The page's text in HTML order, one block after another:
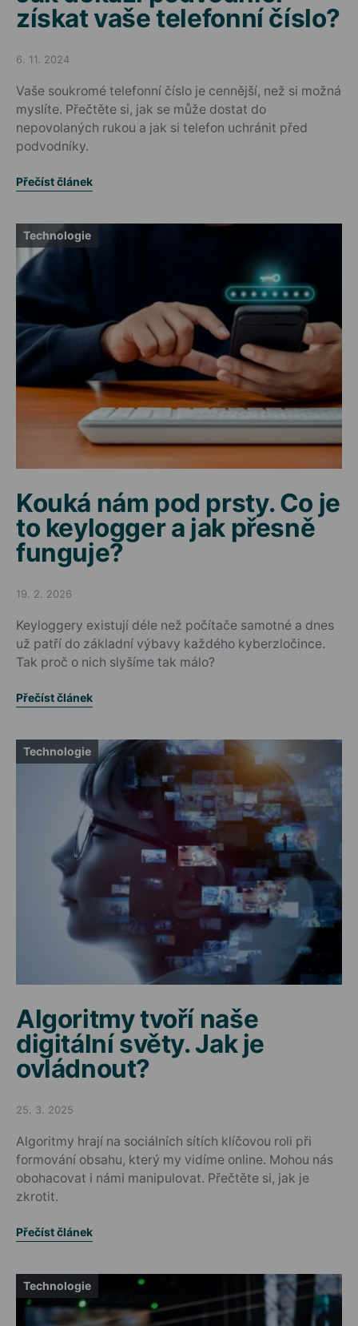
získat vaše telefonní číslo?
Posted on
6. 11. 2024
Vaše soukromé telefonní číslo je cennější, než si možná
myslíte. Přečtěte si, jak se může dostat do
nepovolaných rukou a jak si telefon uchránit před
podvodníky.
Přečíst článek
Technologie
Kouká nám pod prsty. Co je
to keylogger a jak přesně
funguje?
Posted on
19. 2. 2026
Keyloggery existují déle než počítače samotné a dnes
už patří do základní výbavy každého kyberzločince.
Tak proč o nich slyšíme tak málo?
Přečíst článek
Technologie
Algoritmy tvoří naše
digitální světy. Jak je
ovládnout?
Posted on
25. 3. 2025
Algoritmy hrají na sociálních sítích klíčovou roli při
formování obsahu, který my vidíme online. Mohou nás
obohacovat i námi manipulovat. Přečtěte si, jak je
zkrotit.
Přečíst článek
Technologie